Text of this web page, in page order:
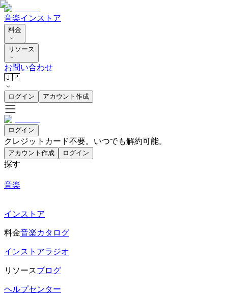
音楽インストア
料金
リソース
お問い合わせ
🇯🇵
ログイン アカウント作成
ログイン
クレジットカード不要。いつでも解約可能。
アカウント作成 ログイン
探す
音楽
インストア
料金音楽カタログ
インストアラジオ
リソースブログ
ヘルプセンター